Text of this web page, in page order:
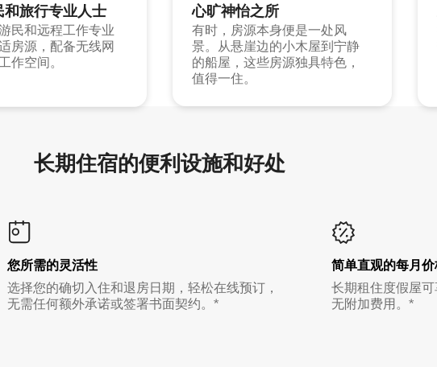
和旅行专业人士
民和远程工作专业
房源，配备无线网
作空间。
心旷神怡之所
有时，房源本身便是一处风
景。从悬崖边的小木屋到宁静
的船屋，这些房源独具特色，
值得一住。
长期住宿的便利设施和好处
您所需的灵活性
选择您的确切入住和退房日期，轻松在线预订，
无需任何额外承诺或签署书面契约。*
简单直观的每月
长期租住度假屋
无附加费用。*